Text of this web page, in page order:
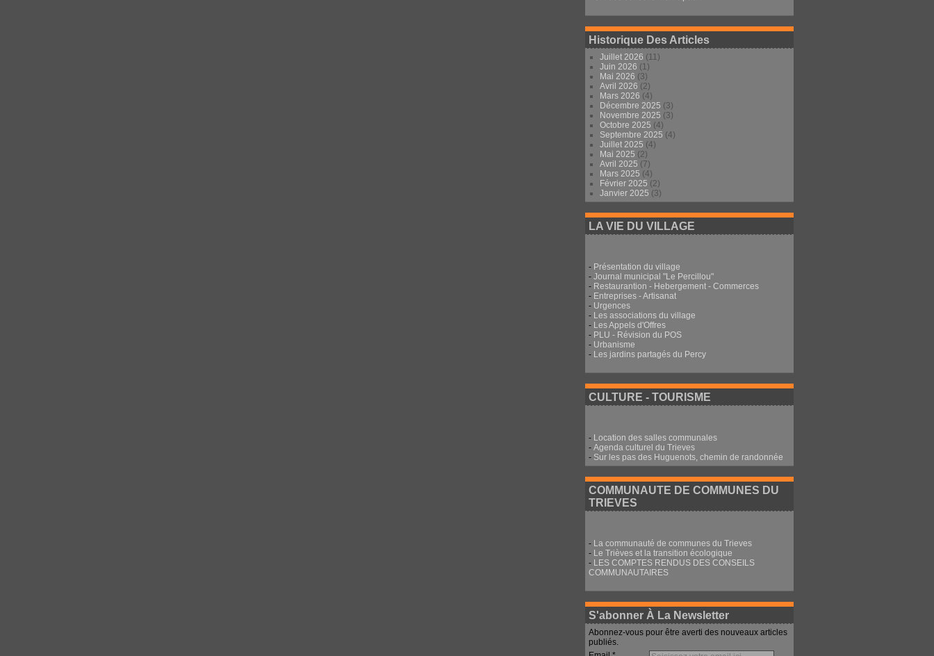
Historique Des Articles
Juillet 2026 (11)
Juin 2026 (1)
Mai 2026 (3)
Avril 2026 (2)
Mars 2026 (4)
Décembre 2025 (3)
Novembre 2025 (3)
Octobre 2025 (4)
Septembre 2025 (4)
Juillet 2025 (4)
Mai 2025 (2)
Avril 2025 (7)
Mars 2025 (4)
Février 2025 (2)
Janvier 2025 (3)
LA VIE DU VILLAGE
- Présentation du village
- Journal municipal "Le Percillou"
- Restaurantion - Hebergement - Commerces
- Entreprises - Artisanat
- Urgences
- Les associations du village
- Les Appels d'Offres
- PLU - Révision du POS
- Urbanisme
- Les jardins partagés du Percy
CULTURE - TOURISME
- Location des salles communales
- Agenda culturel du Trieves
- Sur les pas des Huguenots, chemin de randonnée
COMMUNAUTE DE COMMUNES DU
TRIEVES
- La communauté de communes du Trieves
- Le Trièves et la transition écologique
- LES COMPTES RENDUS DES CONSEILS
COMMUNAUTAIRES
S'abonner À La Newsletter
Abonnez-vous pour être averti des nouveaux articles
publiés.